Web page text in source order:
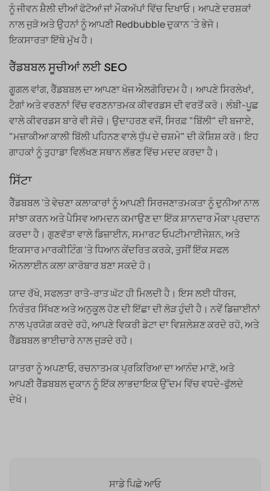
ਨੂੰ ਜੀਵਨ ਸ਼ੈਲੀ ਦੀਆਂ ਫੋਟੋਆਂ ਜਾਂ ਮੌਕਅੱਪਾਂ ਵਿੱਚ ਦਿਖਾਓ। ਆਪਣੇ ਦਰਸ਼ਕਾਂ
ਨਾਲ ਜੁੜੋ ਅਤੇ ਉਹਨਾਂ ਨੂੰ ਆਪਣੀ Redbubble ਦੁਕਾਨ 'ਤੇ ਭੇਜੋ।
ਇਕਸਾਰਤਾ ਇੱਥੇ ਮੁੱਖ ਹੈ।
ਰੈੱਡਬਬਲ ਸੂਚੀਆਂ ਲਈ SEO
ਗੂਗਲ ਵਾਂਗ, ਰੈੱਡਬਬਲ ਦਾ ਆਪਣਾ ਖੋਜ ਐਲਗੋਰਿਦਮ ਹੈ। ਆਪਣੇ ਸਿਰਲੇਖਾਂ,
ਟੈਗਾਂ ਅਤੇ ਵਰਣਨਾਂ ਵਿੱਚ ਵਰਣਨਾਤਮਕ ਕੀਵਰਡਸ ਦੀ ਵਰਤੋਂ ਕਰੋ। ਲੰਬੀ-ਪੂਛ
ਵਾਲੇ ਕੀਵਰਡਸ ਬਾਰੇ ਵੀ ਸੋਚੋ। ਉਦਾਹਰਣ ਵਜੋਂ, ਸਿਰਫ਼ "ਬਿੱਲੀ" ਦੀ ਬਜਾਏ,
"ਮਜ਼ਾਕੀਆ ਕਾਲੀ ਬਿੱਲੀ ਪਹਿਨਣ ਵਾਲੇ ਧੁੱਪ ਦੇ ਚਸ਼ਮੇ" ਦੀ ਕੋਸ਼ਿਸ਼ ਕਰੋ। ਇਹ
ਗਾਹਕਾਂ ਨੂੰ ਤੁਹਾਡਾ ਵਿਲੱਖਣ ਸਥਾਨ ਲੱਭਣ ਵਿੱਚ ਮਦਦ ਕਰਦਾ ਹੈ।
ਸਿੱਟਾ
ਰੈੱਡਬਬਲ 'ਤੇ ਵੇਚਣਾ ਕਲਾਕਾਰਾਂ ਨੂੰ ਆਪਣੀ ਸਿਰਜਣਾਤਮਕਤਾ ਨੂੰ ਦੁਨੀਆ ਨਾਲ
ਸਾਂਝਾ ਕਰਨ ਅਤੇ ਪੈਸਿਵ ਆਮਦਨ ਕਮਾਉਣ ਦਾ ਇੱਕ ਸ਼ਾਨਦਾਰ ਮੌਕਾ ਪ੍ਰਦਾਨ
ਕਰਦਾ ਹੈ। ਗੁਣਵੱਤਾ ਵਾਲੇ ਡਿਜ਼ਾਈਨ, ਸਮਾਰਟ ਓਪਟੀਮਾਈਜੇਸ਼ਨ, ਅਤੇ
ਇਕਸਾਰ ਮਾਰਕੀਟਿੰਗ 'ਤੇ ਧਿਆਨ ਕੇਂਦਰਿਤ ਕਰਕੇ, ਤੁਸੀਂ ਇੱਕ ਸਫਲ
ਔਨਲਾਈਨ ਕਲਾ ਕਾਰੋਬਾਰ ਬਣਾ ਸਕਦੇ ਹੋ।
ਯਾਦ ਰੱਖੋ, ਸਫਲਤਾ ਰਾਤੋ-ਰਾਤ ਘੱਟ ਹੀ ਮਿਲਦੀ ਹੈ। ਇਸ ਲਈ ਧੀਰਜ,
ਨਿਰੰਤਰ ਸਿੱਖਣ ਅਤੇ ਅਨੁਕੂਲ ਹੋਣ ਦੀ ਇੱਛਾ ਦੀ ਲੋੜ ਹੁੰਦੀ ਹੈ। ਨਵੇਂ ਡਿਜ਼ਾਈਨਾਂ
ਨਾਲ ਪ੍ਰਯੋਗ ਕਰਦੇ ਰਹੋ, ਆਪਣੇ ਵਿਕਰੀ ਡੇਟਾ ਦਾ ਵਿਸ਼ਲੇਸ਼ਣ ਕਰਦੇ ਰਹੋ, ਅਤੇ
ਰੈੱਡਬਬਲ ਭਾਈਚਾਰੇ ਨਾਲ ਜੁੜਦੇ ਰਹੋ।
ਯਾਤਰਾ ਨੂੰ ਅਪਣਾਓ, ਰਚਨਾਤਮਕ ਪ੍ਰਕਿਰਿਆ ਦਾ ਆਨੰਦ ਮਾਣੋ, ਅਤੇ
ਆਪਣੀ ਰੈੱਡਬਬਲ ਦੁਕਾਨ ਨੂੰ ਇੱਕ ਲਾਭਦਾਇਕ ਉੱਦਮ ਵਿੱਚ ਵਧਦੇ-ਫੁੱਲਦੇ
ਦੇਖੋ।
ਸਾਡੇ ਪਿਛੇ ਆਓ